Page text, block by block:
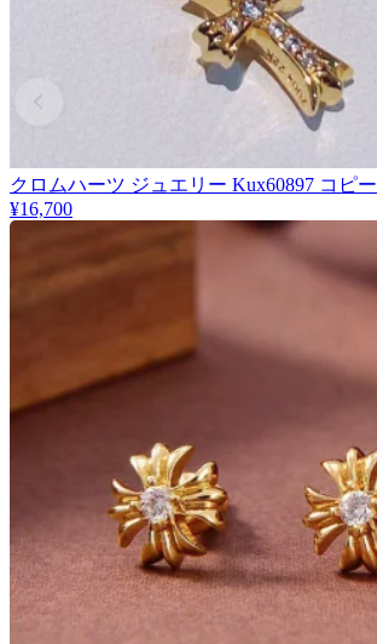
クロムハーツ ジュエリー Kux60897 コピー
¥16,700